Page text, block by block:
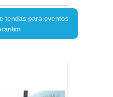
tendas para eventos